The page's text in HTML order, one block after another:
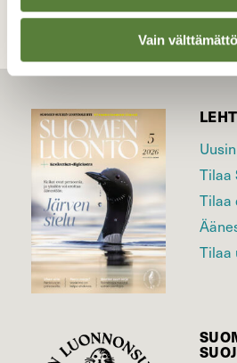
Vain
Tilaa
Tilaa
Tilaa